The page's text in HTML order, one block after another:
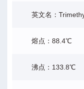
英文名：
熔点：88.4℃
沸点：133.8℃